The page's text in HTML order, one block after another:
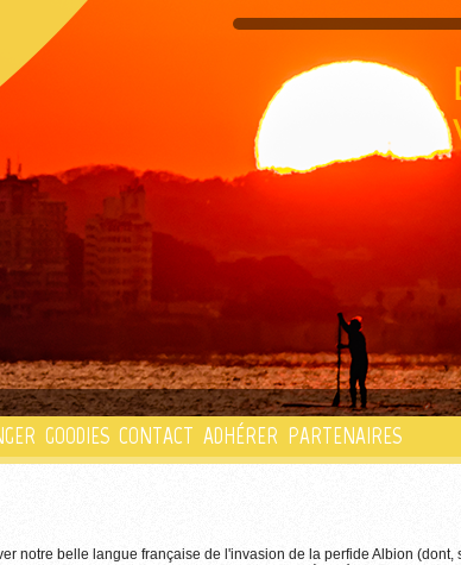
GOODIES CONTACT ADHÉRER PARTENAIRES
notre belle langue française de l'invasion de la perfide Albion